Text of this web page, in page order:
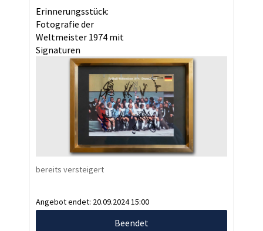
Erinnerungsstück:
Fotografie der
Weltmeister 1974 mit
Signaturen
bereits versteigert
Angebot endet: 20.09.2024 15:00
Beendet